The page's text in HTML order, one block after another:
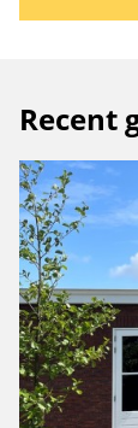
Recent